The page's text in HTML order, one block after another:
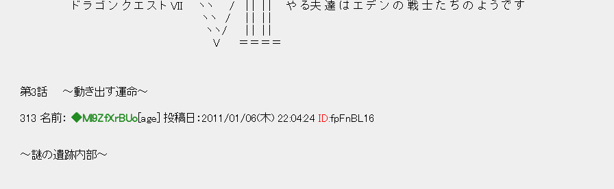
ド ラ ゴ ン ク エ ス ト VII ヽヽ / | | | | や る夫 達 は エ デ ン の 戦 士 た ち の よ う で す
ヽヽ / | | | |
ヽヽ/ | | | |
V ＝＝＝＝
第3話 ～動き出す運命～
313 名前： ◆Ml9ZfXrBUo [age] 投稿日：2011/01/06(木) 22:04:24 ID:fpFnBL16
～謎の遺跡内部～